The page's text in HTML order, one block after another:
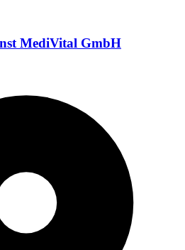
MediVital GmbH